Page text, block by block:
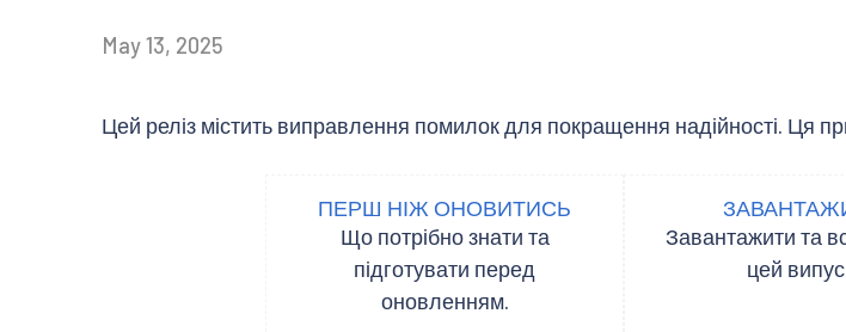
May 13, 2025
Цей реліз містить виправлення помилок для покращення надійності. Ця
ПЕРШ НІЖ ОНОВИТИСЬ
Що потрібно знати та
підготувати перед
оновленням.
Завантажити та
цей